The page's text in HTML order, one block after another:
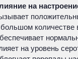
на
количестве
на уровень